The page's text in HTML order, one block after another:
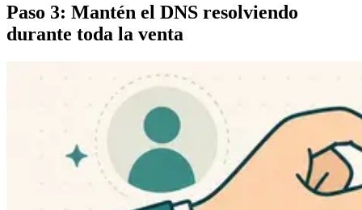
Paso 3: Mantén el DNS resolviendo
durante toda la venta